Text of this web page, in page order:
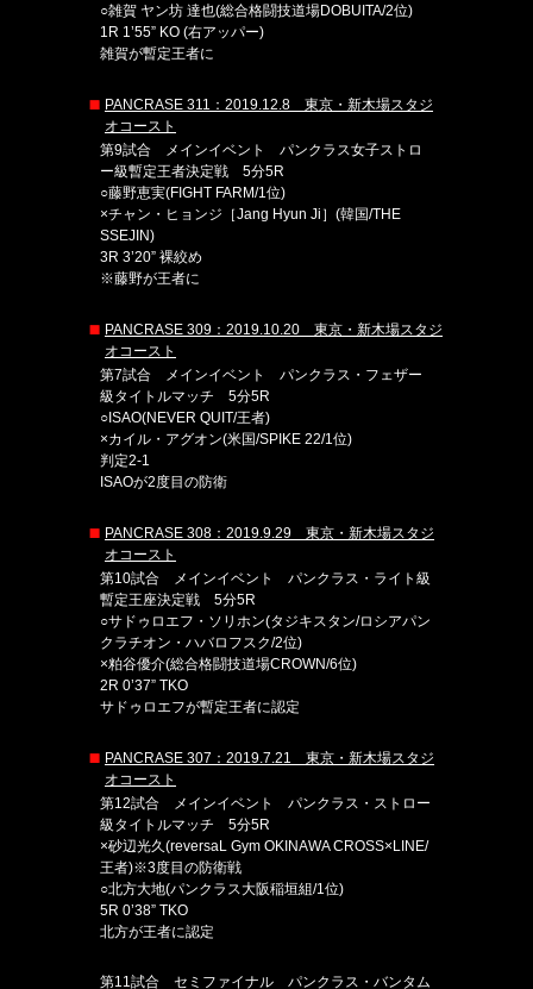
○雑賀 ヤン坊 達也(総合格闘技道場DOBUITA/2位)
1R 1’55” KO (右アッパー)
雑賀が暫定王者に
PANCRASE 311：2019.12.8 東京・新木場スタジ
オコースト
第9試合 メインイベント パンクラス女子ストロ
ー級暫定王者決定戦 5分5R
○藤野恵実(FIGHT FARM/1位)
×チャン・ヒョンジ［Jang Hyun Ji］(韓国/THE
SSEJIN)
3R 3’20” 裸絞め
※藤野が王者に
PANCRASE 309：2019.10.20 東京・新木場スタジ
オコースト
第7試合 メインイベント パンクラス・フェザー
級タイトルマッチ 5分5R
○ISAO(NEVER QUIT/王者)
×カイル・アグオン(米国/SPIKE 22/1位)
判定2-1
ISAOが2度目の防衛
PANCRASE 308：2019.9.29 東京・新木場スタジ
オコースト
第10試合 メインイベント パンクラス・ライト級
暫定王座決定戦 5分5R
○サドゥロエフ・ソリホン(タジキスタン/ロシアパン
クラチオン・ハバロフスク/2位)
×粕谷優介(総合格闘技道場CROWN/6位)
2R 0’37” TKO
サドゥロエフが暫定王者に認定
PANCRASE 307：2019.7.21 東京・新木場スタジ
オコースト
第12試合 メインイベント パンクラス・ストロー
級タイトルマッチ 5分5R
×砂辺光久(reversaL Gym OKINAWA CROSS×LINE/
王者)※3度目の防衛戦
○北方大地(パンクラス大阪稲垣組/1位)
5R 0’38” TKO
北方が王者に認定
第11試合 セミファイナル パンクラス・バンタム